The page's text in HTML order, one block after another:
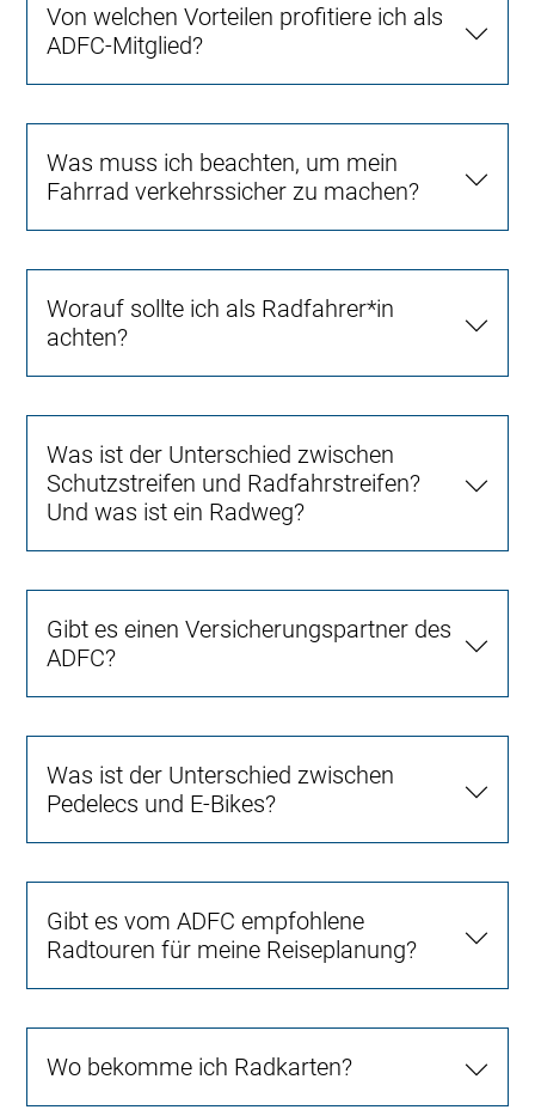
Von welchen Vorteilen profitiere ich als
ADFC-Mitglied?
Was muss ich beachten, um mein
Fahrrad verkehrssicher zu machen?
Worauf sollte ich als Radfahrer*in
achten?
Was ist der Unterschied zwischen
Schutzstreifen und Radfahrstreifen?
Und was ist ein Radweg?
Gibt es einen Versicherungspartner des
ADFC?
Was ist der Unterschied zwischen
Pedelecs und E-Bikes?
Gibt es vom ADFC empfohlene
Radtouren für meine Reiseplanung?
Wo bekomme ich Radkarten?